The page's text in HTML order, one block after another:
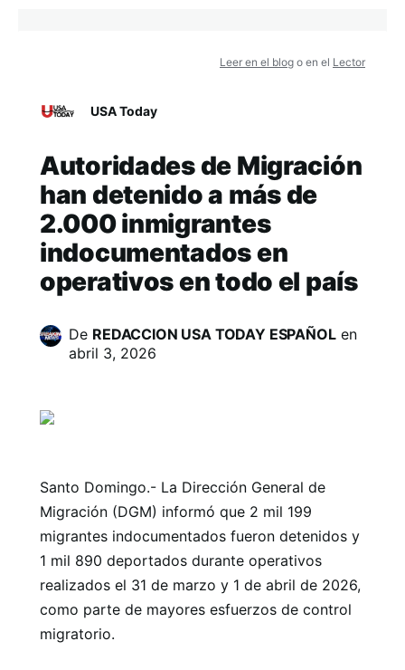
Leer en el blog o en el Lector
USA Today
Autoridades de Migración
han detenido a más de
2.000 inmigrantes
indocumentados en
operativos en todo el país
De REDACCION USA TODAY ESPAÑOLen
abril 3, 2026
Santo Domingo.- La Dirección General de
Migración (DGM) informó que 2 mil 199
migrantes indocumentados fueron detenidos y
1 mil 890 deportados durante operativos
realizados el 31 de marzo y 1 de abril de 2026,
como parte de mayores esfuerzos de control
migratorio.